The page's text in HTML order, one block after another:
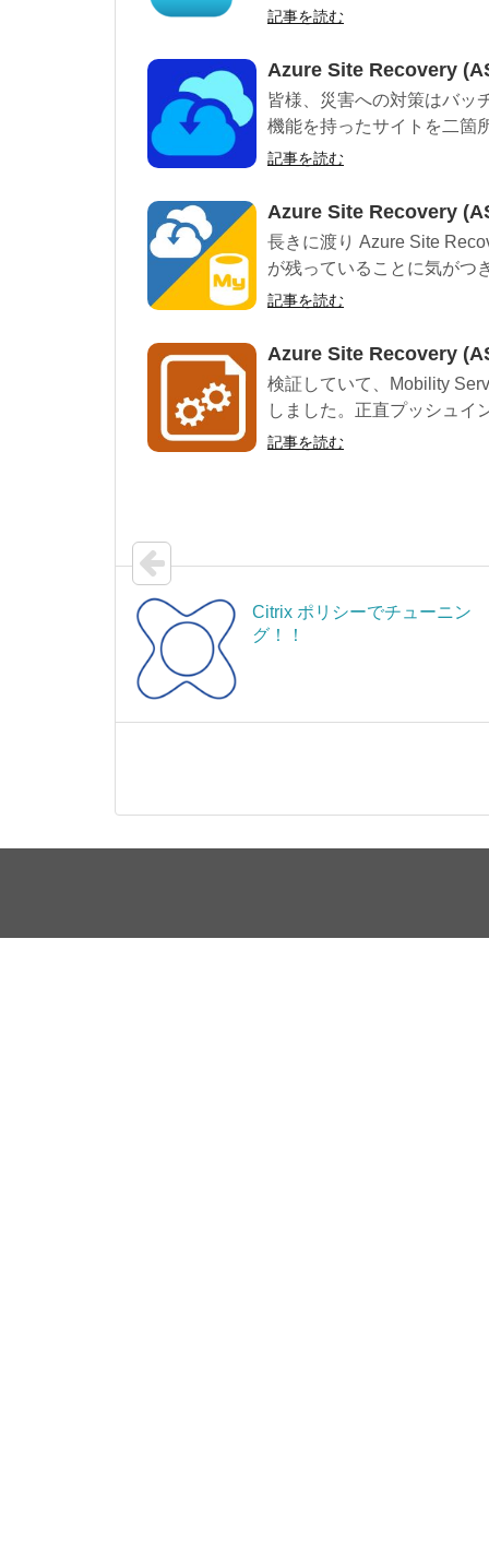
記事を読む
Azure Site Recovery
皆様、災害への対策はバッ
機能を持ったサイトを二箇
記事を読む
Azure Site Recovery
長きに渡り Azure Site
が残っていることに気がつ
記事を読む
Azure Site Recovery
検証していて、Mobility
しました。正直プッシュイ
記事を読む
Citrix ポリシーでチューニン
グ！！